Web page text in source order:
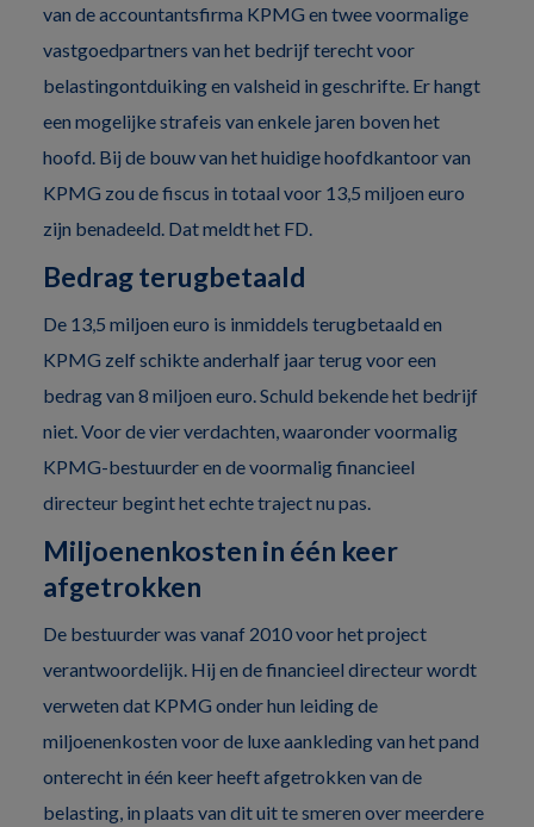
van de accountantsfirma KPMG en twee voormalige
vastgoedpartners van het bedrijf terecht voor
belastingontduiking en valsheid in geschrifte. Er hangt
een mogelijke strafeis van enkele jaren boven het
hoofd. Bij de bouw van het huidige hoofdkantoor van
KPMG zou de fiscus in totaal voor 13,5 miljoen euro
zijn benadeeld. Dat meldt het FD.
Bedrag terugbetaald
De 13,5 miljoen euro is inmiddels terugbetaald en
KPMG zelf schikte anderhalf jaar terug voor een
bedrag van 8 miljoen euro. Schuld bekende het bedrijf
niet. Voor de vier verdachten, waaronder voormalig
KPMG-bestuurder en de voormalig financieel
directeur begint het echte traject nu pas.
Miljoenenkosten in één keer
afgetrokken
De bestuurder was vanaf 2010 voor het project
verantwoordelijk. Hij en de financieel directeur wordt
verweten dat KPMG onder hun leiding de
miljoenenkosten voor de luxe aankleding van het pand
onterecht in één keer heeft afgetrokken van de
belasting, in plaats van dit uit te smeren over meerdere